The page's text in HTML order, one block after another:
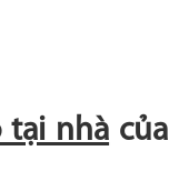
tại nhà của